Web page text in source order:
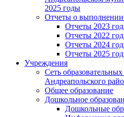
2025 годы
Отчеты о выполнении
Отчеты 2023 год
Отчеты 2022 год
Отчеты 2024 год
Отчеты 2025 год
Учреждения
Сеть
Андреапольского
Общее образование
Дошкольное
Дошкольные